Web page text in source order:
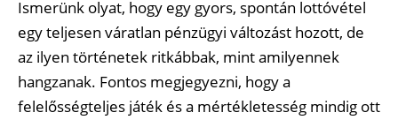
Ismerünk olyat, hogy egy gyors, spontán lottóvétel
egy teljesen váratlan pénzügyi változást hozott, de
az ilyen történetek ritkábbak, mint amilyennek
hangzanak. Fontos megjegyezni, hogy a
felelősségteljes játék és a mértékletesség mindig ott